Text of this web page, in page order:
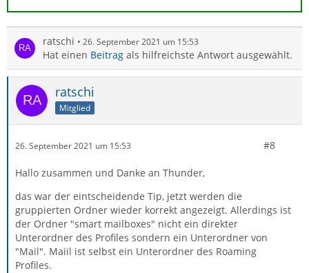
ratschi 26. September 2021 um 15:53
Hat einen Beitrag als hilfreichste Antwort ausgewählt.
ratschi
Mitglied
26. September 2021 um 15:53 #8
Hallo zusammen und Danke an Thunder,
das war der eintscheidende Tip, jetzt werden die
gruppierten Ordner wieder korrekt angezeigt. Allerdings ist
der Ordner "smart mailboxes" nicht ein direkter
Unterordner des Profiles sondern ein Unterordner von
"Mail". Maiil ist selbst ein Unterordner des Roaming
Profiles.